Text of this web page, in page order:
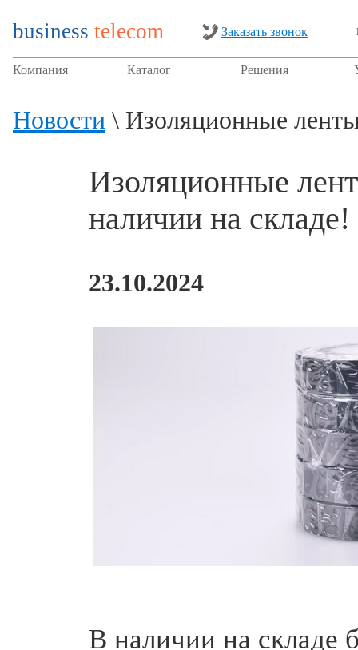
business telecom Заказать звонок
Компания Каталог Решения
Новости \ Изоляционные
Изоляционные
наличии на складе!
23.10.2024
В наличии на складе